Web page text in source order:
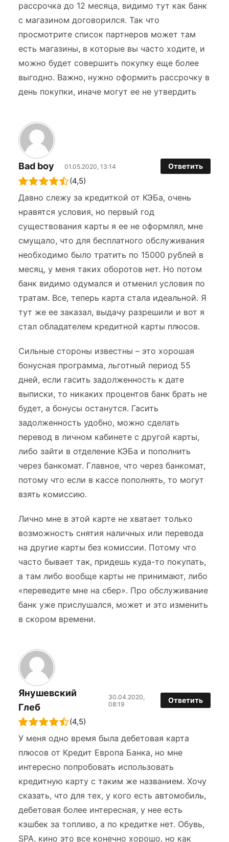
рассрочка до 12 месяца, видимо тут как банк
с магазином договорился. Так что
просмотрите список партнеров может там
есть магазины, в которые вы часто ходите, и
можно будет совершить покупку еще более
выгодно. Важно, нужно оформить рассрочку в
день покупки, иначе могут ее не утвердить
Bad boy 01.05.2020, 13:14 Ответить
(4,5)
Давно слежу за кредиткой от КЭБа, очень
нравятся условия, но первый год
существования карты я ее не оформлял, мне
смущало, что для бесплатного обслуживания
необходимо было тратить по 15000 рублей в
месяц, у меня таких оборотов нет. Но потом
банк видимо одумался и отменил условия по
тратам. Все, теперь карта стала идеальной. Я
тут же ее заказал, выдачу разрешили и вот я
стал обладателем кредитной карты плюсов.
Сильные стороны известны – это хорошая
бонусная программа, льготный период 55
дней, если гасить задолженность к дате
выписки, то никаких процентов банк брать не
будет, а бонусы останутся. Гасить
задолженность удобно, можно сделать
перевод в личном кабинете с другой карты,
либо зайти в отделение КЭБа и пополнить
через банкомат. Главное, что через банкомат,
потому что если в кассе пополнять, то могут
взять комиссию.
Лично мне в этой карте не хватает только
возможность снятия наличных или перевода
на другие карты без комиссии. Потому что
часто бывает так, придешь куда-то покупать,
а там либо вообще карты не принимают, либо
«переведите мне на сбер». Про обслуживание
банк уже прислушался, может и это изменить
в скором времени.
Янушевский
Глеб
30.04.2020,
08:19
Ответить
(4,5)
У меня одно время была дебетовая карта
плюсов от Кредит Европа Банка, но мне
интересно попробовать использовать
кредитную карту с таким же названием. Хочу
сказать, что для тех, у кого есть автомобиль,
дебетовая более интересная, у нее есть
кэшбек за топливо, а по кредитке нет. Обувь,
SPA, кино это все конечно хорошо, но как